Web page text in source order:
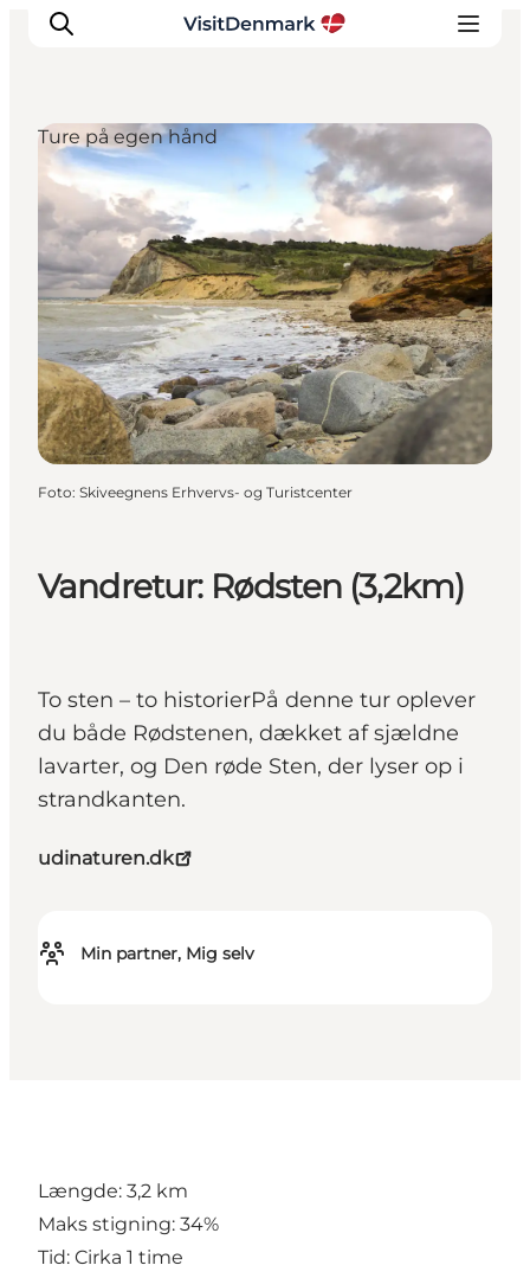
Inspiration
Destinationer
Oplevelser
Overnatning
Planlæg ferien
Vandretur: Rødsten (3,2km)
To sten – to historierPå denne tur oplever
du både Rødstenen, dækket af sjældne
lavarter, og Den røde Sten, der lyser op i
strandkanten.
udinaturen.dk
Min partner, Mig selv
Ture på egen hånd
Foto: Skiveegnens Erhvervs- og Turistcenter
Længde: 3,2 km
Maks stigning: 34%
Tid: Cirka 1 time